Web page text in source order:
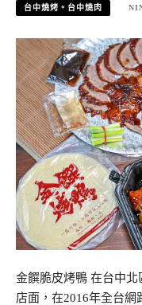
台中燒烤。台中燒肉
金饌脆皮烤鴨 在台中
店面，在2016年全台